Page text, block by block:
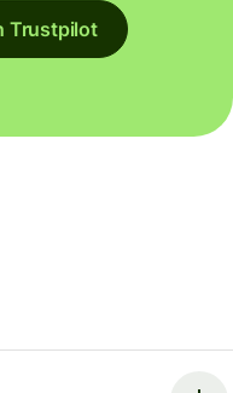
Trustpilot